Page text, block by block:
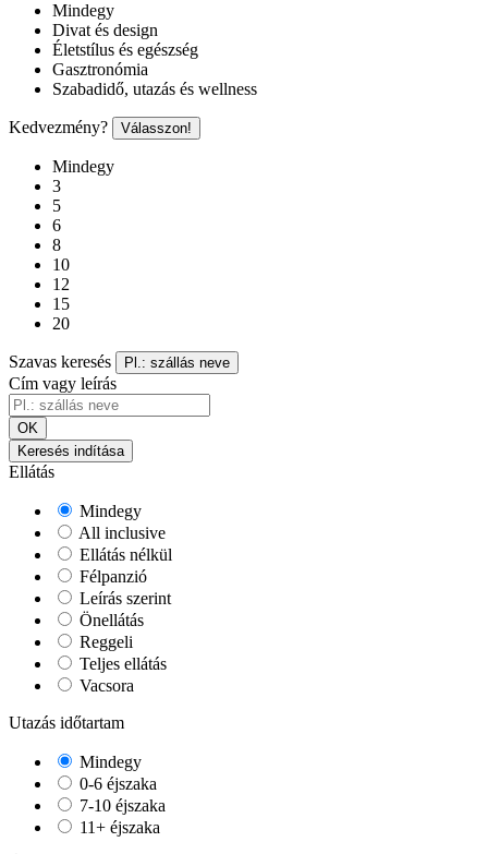
Mindegy
Divat és design
Életstílus és egészség
Gasztronómia
Szabadidő, utazás és wellness
Kedvezmény? Válasszon!
Mindegy
3
5
6
8
10
12
15
20
Szavas keresés Pl.: szállás neve
Cím vagy leírás
OK
Keresés indítása
Ellátás
Mindegy
All inclusive
Ellátás nélkül
Félpanzió
Leírás szerint
Önellátás
Reggeli
Teljes ellátás
Vacsora
Utazás időtartam
Mindegy
0-6 éjszaka
7-10 éjszaka
11+ éjszaka